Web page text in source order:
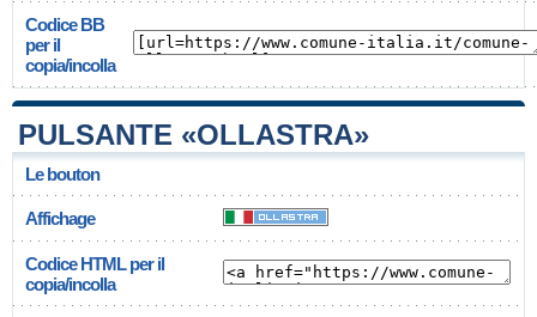
Codice BB
per il
copia/incolla
PULSANTE «OLLASTRA»
Le bouton
Affichage
Codice HTML per il
copia/incolla